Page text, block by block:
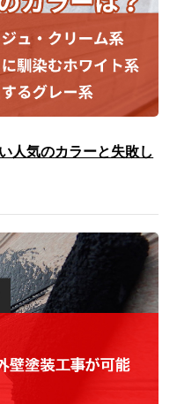
人気のカラーと失敗し